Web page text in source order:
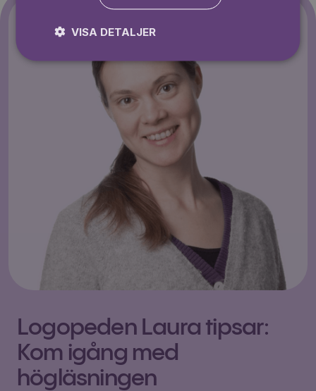
Logopeden Laura tipsar:
Kom igång med
högläsningen
VISA DETALJER